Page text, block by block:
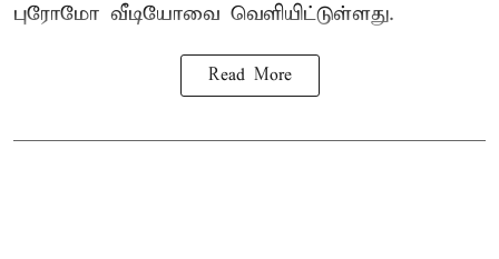
புரோமோ வீடியோவை வெளியிட்டுள்ளது.
Read More